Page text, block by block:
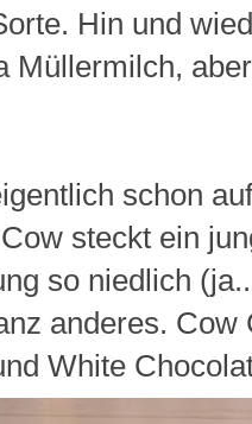
Hin und
Müllermilch,
schon
steckt ein
so niedlich
anderes.
White